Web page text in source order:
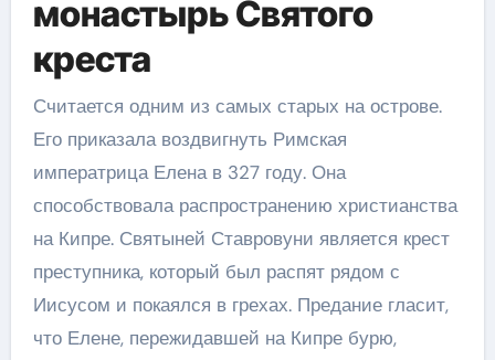
монастырь Святого
креста
Считается одним из самых старых на острове.
Его приказала воздвигнуть Римская
императрица Елена в 327 году. Она
способствовала распространению христианства
на Кипре. Святыней Ставровуни является крест
преступника, который был распят рядом с
Иисусом и покаялся в грехах. Предание гласит,
что Елене, пережидавшей на Кипре бурю,